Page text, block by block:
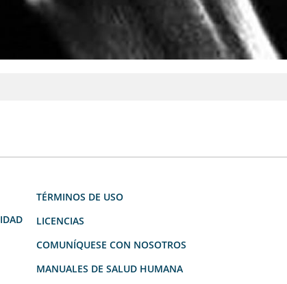
TÉRMINOS DE USO
LICENCIAS
COMUNÍQUESE CON NOSOTROS
MANUALES DE SALUD HUMANA